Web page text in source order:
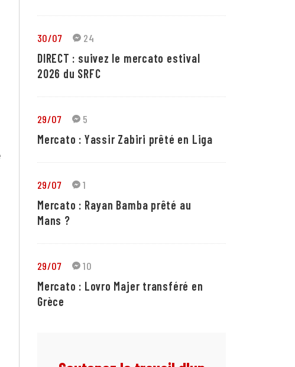
30/07 24
DIRECT : suivez le mercato estival
2026 du SRFC
29/07 5
Mercato : Yassir Zabiri prêté en Liga
29/07 1
Mercato : Rayan Bamba prêté au
Mans ?
29/07 10
Mercato : Lovro Majer transféré en
Grèce